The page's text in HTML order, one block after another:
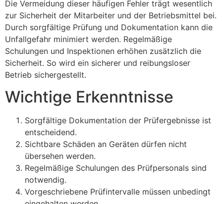
Die Vermeidung dieser häufigen Fehler trägt wesentlich
zur Sicherheit der Mitarbeiter und der Betriebsmittel bei.
Durch sorgfältige Prüfung und Dokumentation kann die
Unfallgefahr minimiert werden. Regelmäßige
Schulungen und Inspektionen erhöhen zusätzlich die
Sicherheit. So wird ein sicherer und reibungsloser
Betrieb sichergestellt.
Wichtige Erkenntnisse
Sorgfältige Dokumentation der Prüfergebnisse ist
entscheidend.
Sichtbare Schäden an Geräten dürfen nicht
übersehen werden.
Regelmäßige Schulungen des Prüfpersonals sind
notwendig.
Vorgeschriebene Prüfintervalle müssen unbedingt